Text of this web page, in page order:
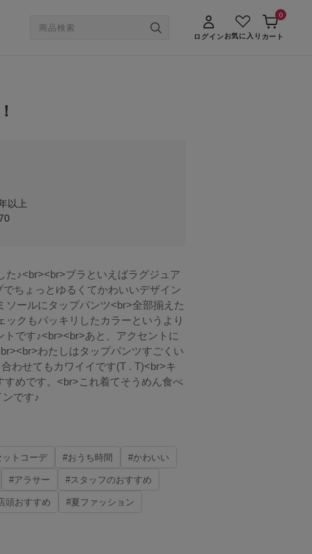
ログインお気に入り カート
0
以上
た♪<br><br>ブラといえばラグジュア
ちょっとゆるくてかわいいデザイン
ールにタップパンツ<br>全部揃えた
クもパッキリしたカラーというより
です♪<br><br>あと、アクセントに
わたしはタップパンツすごくい
わせてもカワイイです(T . T)<br>キ
めです。<br>これ着てそうめん食べ
です♪
ットコーデ #おうち時間 #かわいい
#アラサー #スタッフのおすすめ
頭おすすめ #夏ファッション